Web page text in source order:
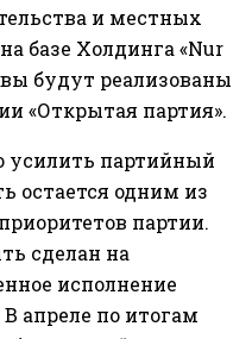
и местных
базе Холдинга «Nur
будут реализованы
«Открытая партия».
усилить партийный
остается одним из
партии.
сделан на
исполнение
апреле по итогам